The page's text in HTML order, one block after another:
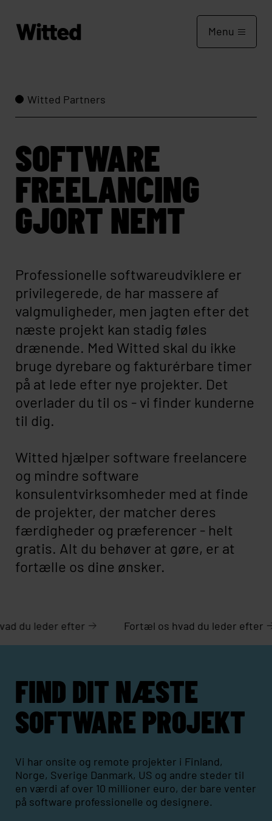
Menu
Witted Partners
SOFTWARE
FREELANCING
GJORT NEMT
Professionelle softwareudviklere er
privilegerede, de har massere af
valgmuligheder, men jagten efter det
næste projekt kan stadig føles
drænende. Med Witted skal du ikke
bruge dyrebare og fakturérbare timer
på at lede efter nye projekter. Det
overlader du til os - vi finder kunderne
til dig.
Witted hjælper software freelancere
og mindre software
konsulentvirksomheder med at finde
de projekter, der matcher deres
færdigheder og præferencer - helt
gratis. Alt du behøver at gøre, er at
fortælle os dine ønsker.
os hvad du leder efter Fortæl os hvad du leder
FIND DIT NÆSTE
SOFTWARE PROJEKT
Vi har onsite og remote projekter i Finland,
Norge, Sverige Danmark, US og andre steder til
en værdi af over 10 millioner euro, der bare venter
på software professionelle og designere.